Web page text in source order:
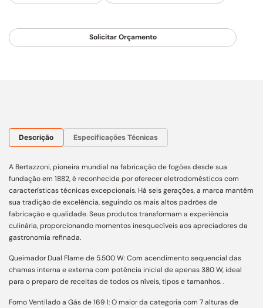
Solicitar Orçamento
Descrição Especificações Técnicas
A Bertazzoni, pioneira mundial na fabricação de fogões desde sua
fundação em 1882, é reconhecida por oferecer eletrodomésticos com
características técnicas excepcionais. Há seis gerações, a marca mantém
sua tradição de excelência, seguindo os mais altos padrões de
fabricação e qualidade. Seus produtos transformam a experiência
culinária, proporcionando momentos inesquecíveis aos apreciadores da
gastronomia refinada.
Queimador Dual Flame de 5.500 W: Com acendimento sequencial das
chamas interna e externa com potência inicial de apenas 380 W, ideal
para o preparo de receitas de todos os níveis, tipos e tamanhos. .
Forno Ventilado a Gás de 169 l: O maior da categoria com 7 alturas de